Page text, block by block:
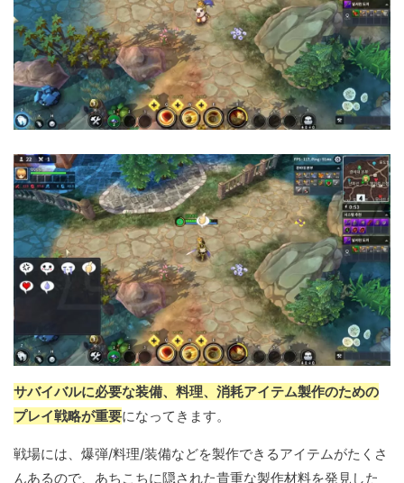
サバイバルに必要な装備、料理、消耗アイテム製作のための
プレイ戦略が重要になってきます。
戦場には、爆弾/料理/装備などを製作できるアイテムがたくさ
んあるので、あちこちに隠された貴重な製作材料を発見した